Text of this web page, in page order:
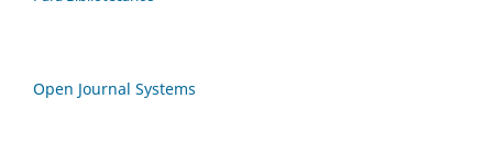
Open Journal Systems